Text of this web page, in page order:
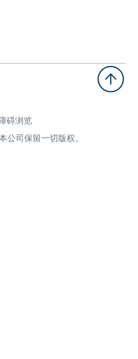
公司保留一切版权。
碍浏览